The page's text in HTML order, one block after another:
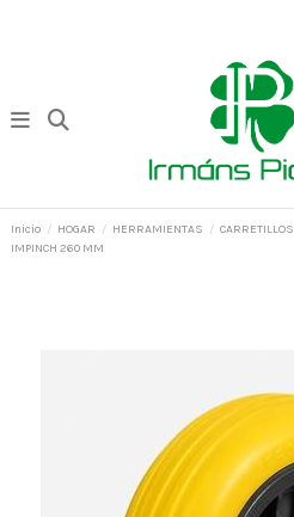
Inicio HOGAR HERRAMIENTAS CARRETILLOS
IMPINCH 260 MM